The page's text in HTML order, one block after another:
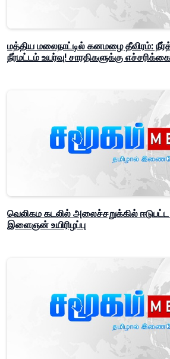
மத்திய மலைநாட்டில் கனமழை தீவிரம்:
நீர்மட்டம் உயர்வு! சாரதிகளுக்கு எச்சரிக்கை
வெலிகம கடலில் அலைச்சறுக்கில் ஈடுபட்ட
இளைஞன் உயிரிழப்பு